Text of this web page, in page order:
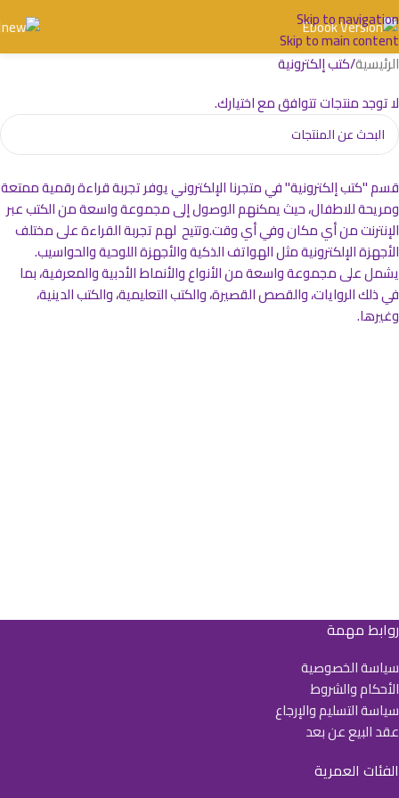
Skip to navigation
Skip to main content
الرئيسية كتب إلكترونية
لا توجد منتجات تتوافق مع اختيارك.
قسم "كتب إلكترونية" في متجرنا الإلكتروني يوفر تجربة قراءة رقمية ممتعة
ومريحة للاطفال، حيث يمكنهم الوصول إلى مجموعة واسعة من الكتب عبر
الإنترنت من أي مكان وفي أي وقت.وتتيح لهم تجربة القراءة على مختلف
الأجهزة الإلكترونية مثل الهواتف الذكية والأجهزة اللوحية والحواسيب.
يشمل على مجموعة واسعة من الأنواع والأنماط الأدبية والمعرفية، بما
في ذلك الروايات، والقصص القصيرة، والكتب التعليمية، والكتب الدينية،
وغيرها.
روابط مهمة
سياسة الخصوصية
الأحكام والشروط
سياسة التسليم والإرجاع
عقد البيع عن بعد
الفئات العمرية